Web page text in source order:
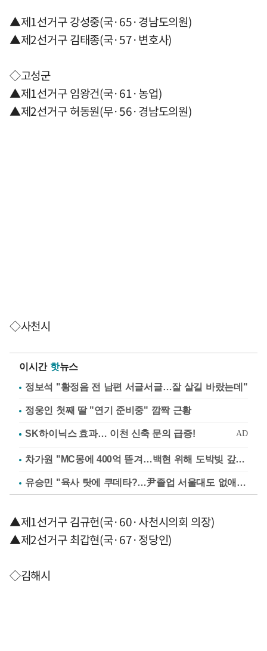
▲제1선거구 강성중(국·65·경남도의원)
▲제2선거구 김태종(국·57·변호사)
◇고성군
▲제1선거구 임왕건(국·61·농업)
▲제2선거구 허동원(무·56·경남도의원)
◇사천시
이시간 핫뉴스
정보석 "황정음 전 남편 서글서글…잘 살길 바랐는데"
정웅인 첫째 딸 "연기 준비중" 깜짝 근황
차가원 "MC몽에 400억 뜯겨…백현 위해 도박빚 갚아줘"
유승민 "육사 탓에 쿠데타?…尹졸업 서울대도 없애나"
▲제1선거구 김규헌(국·60·사천시의회 의장)
▲제2선거구 최갑현(국·67·정당인)
◇김해시